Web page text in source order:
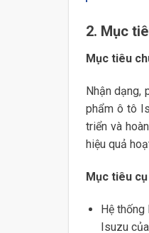
2. Mục
Mục tiêu
Nhận dạng,
phẩm ô tô
triển và
hiệu quả
Mục tiêu
Hệ
Isuzu